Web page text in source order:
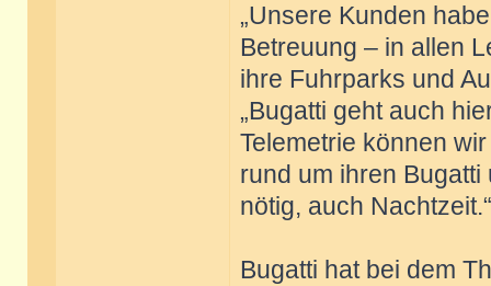
„Unsere Kunden
Betreuung – in allen
ihre Fuhrparks und
„Bugatti geht auch
Telemetrie können
rund um ihren
nötig, auch Nachtzeit.“
Bugatti hat bei dem